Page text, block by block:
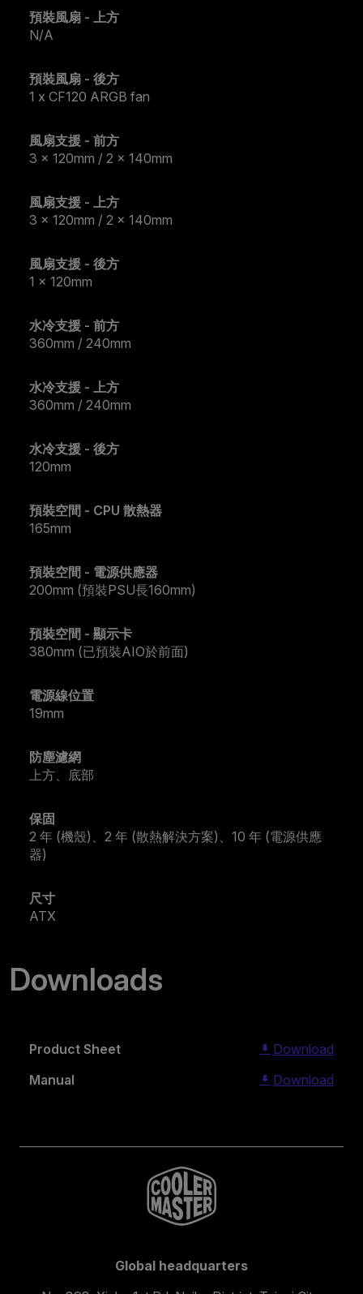
預裝風扇 - 上方
N/A
預裝風扇 - 後方
1 x CF120 ARGB fan
風扇支援 - 前方
3 x 120mm / 2 x 140mm
風扇支援 - 上方
3 x 120mm / 2 x 140mm
風扇支援 - 後方
1 x 120mm
水冷支援 - 前方
360mm / 240mm
水冷支援 - 上方
360mm / 240mm
水冷支援 - 後方
120mm
預裝空間 - CPU 散熱器
165mm
預裝空間 - 電源供應器
200mm (預裝PSU長160mm)
預裝空間 - 顯示卡
380mm (已預裝AIO於前面)
電源線位置
19mm
防塵濾網
上方、底部
保固
2 年 (機殼)、2 年 (散熱解決方案)、10 年 (電源供應
器)
尺寸
ATX
Downloads
Product Sheet
Download
Manual
Download
Global headquarters